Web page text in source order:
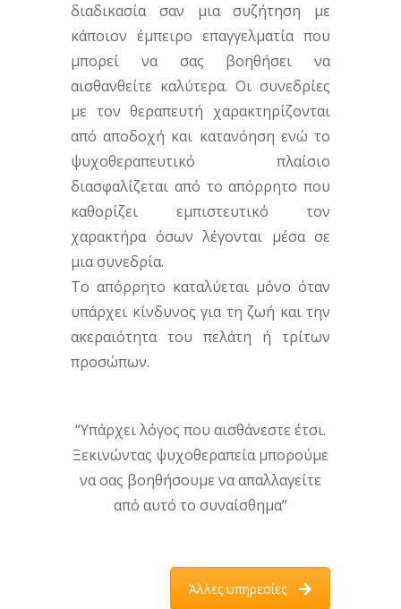
διαδικασία σαν μια συζήτηση με
κάποιον έμπειρο επαγγελματία που
μπορεί να σας βοηθήσει να
αισθανθείτε καλύτερα. Οι συνεδρίες
με τον θεραπευτή χαρακτηρίζονται
από αποδοχή και κατανόηση ενώ το
ψυχοθεραπευτικό πλαίσιο
διασφαλίζεται από το απόρρητο που
καθορίζει εμπιστευτικό τον
χαρακτήρα όσων λέγονται μέσα σε
μια συνεδρία.
Το απόρρητο καταλύεται μόνο όταν
υπάρχει κίνδυνος για τη ζωή και την
ακεραιότητα του πελάτη ή τρίτων
προσώπων.
“Υπάρχει λόγος που αισθάνεστε έτσι.
Ξεκινώντας ψυχοθεραπεία μπορούμε
να σας βοηθήσουμε να απαλλαγείτε
από αυτό το συναίσθημα”
Άλλες υπηρεσίες